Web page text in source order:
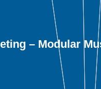
– Modular